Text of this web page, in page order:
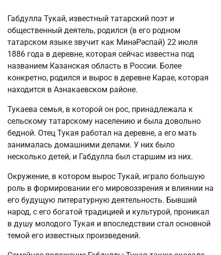
Габдулла Тукай, известный татарский поэт и
общественный деятель, родился (в его родном
татарском языке звучит как МинәРәспай) 22 июля
1886 года в деревне, которая сейчас известна под
названием Казанская область в России. Более
конкретно, родился и вырос в деревне Карае, которая
находится в Азнакаевском районе.
Тукаева семья, в которой он рос, принадлежала к
сельскому татарскому населению и была довольно
бедной. Отец Тукая работал на деревне, а его мать
занималась домашними делами. У них было
несколько детей, и Габдулла был старшим из них.
Окружение, в котором вырос Тукай, играло большую
роль в формировании его мировоззрения и влиянии на
его будущую литературную деятельность. Бывший
народ, с его богатой традицией и культурой, проникал
в душу молодого Тукая и впоследствии стал основной
темой его известных произведений.